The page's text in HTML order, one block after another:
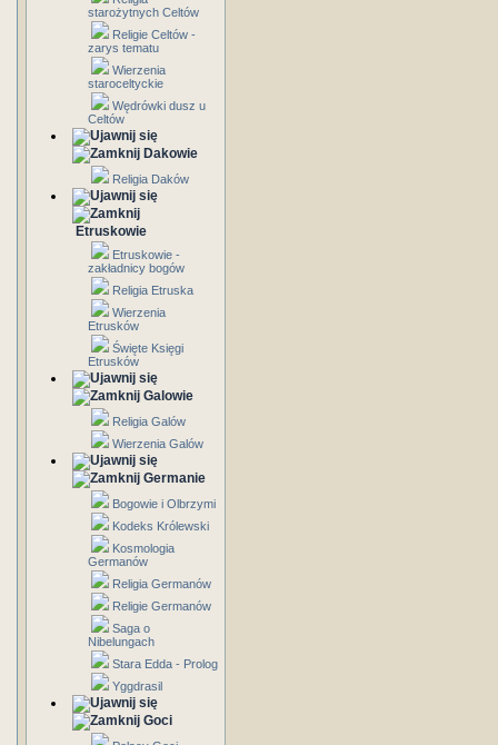
starożytnych Celtów
Religie Celtów -
zarys tematu
Wierzenia
staroceltyckie
Wędrówki dusz u
Celtów
Dakowie
Religia Daków
Etruskowie
Etruskowie -
zakładnicy bogów
Religia Etruska
Wierzenia
Etrusków
Święte Księgi
Etrusków
Galowie
Religia Galów
Wierzenia Galów
Germanie
Bogowie i Olbrzymi
Kodeks Królewski
Kosmologia
Germanów
Religia Germanów
Religie Germanów
Saga o
Nibelungach
Stara Edda - Prolog
Yggdrasil
Goci